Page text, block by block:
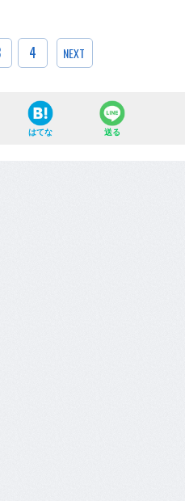
4 NEXT
はてな 送る